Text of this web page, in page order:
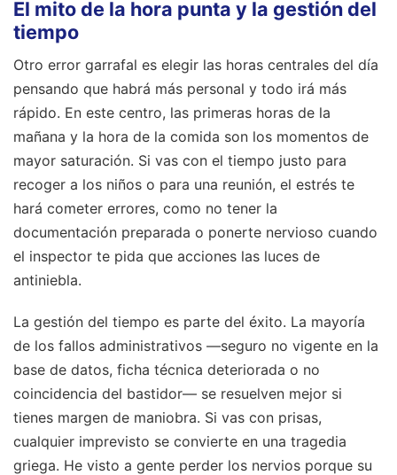
El mito de la hora punta y la gestión del
tiempo
Otro error garrafal es elegir las horas centrales del día
pensando que habrá más personal y todo irá más
rápido. En este centro, las primeras horas de la
mañana y la hora de la comida son los momentos de
mayor saturación. Si vas con el tiempo justo para
recoger a los niños o para una reunión, el estrés te
hará cometer errores, como no tener la
documentación preparada o ponerte nervioso cuando
el inspector te pida que acciones las luces de
antiniebla.
La gestión del tiempo es parte del éxito. La mayoría
de los fallos administrativos —seguro no vigente en la
base de datos, ficha técnica deteriorada o no
coincidencia del bastidor— se resuelven mejor si
tienes margen de maniobra. Si vas con prisas,
cualquier imprevisto se convierte en una tragedia
griega. He visto a gente perder los nervios porque su